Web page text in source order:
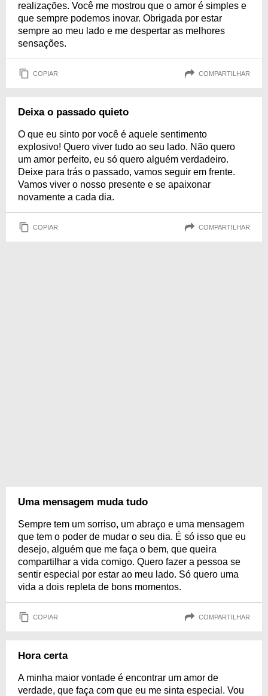
realizações. Você me mostrou que o amor é simples e
que sempre podemos inovar. Obrigada por estar
sempre ao meu lado e me despertar as melhores
sensações.
COPIAR COMPARTILHAR
Deixa o passado quieto
O que eu sinto por você é aquele sentimento
explosivo! Quero viver tudo ao seu lado. Não quero
um amor perfeito, eu só quero alguém verdadeiro.
Deixe para trás o passado, vamos seguir em frente.
Vamos viver o nosso presente e se apaixonar
novamente a cada dia.
COPIAR COMPARTILHAR
Uma mensagem muda tudo
Sempre tem um sorriso, um abraço e uma mensagem
que tem o poder de mudar o seu dia. É só isso que eu
desejo, alguém que me faça o bem, que queira
compartilhar a vida comigo. Quero fazer a pessoa se
sentir especial por estar ao meu lado. Só quero uma
vida a dois repleta de bons momentos.
COPIAR COMPARTILHAR
Hora certa
A minha maior vontade é encontrar um amor de
verdade, que faça com que eu me sinta especial. Vou